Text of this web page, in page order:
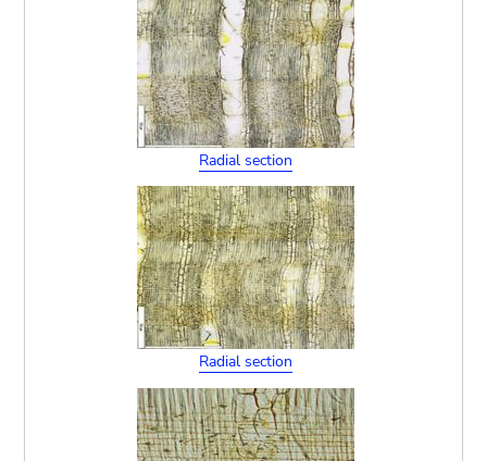
Radial section
Radial section